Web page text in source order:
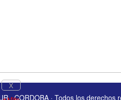
x
· CORDOBA · Todos los derechos